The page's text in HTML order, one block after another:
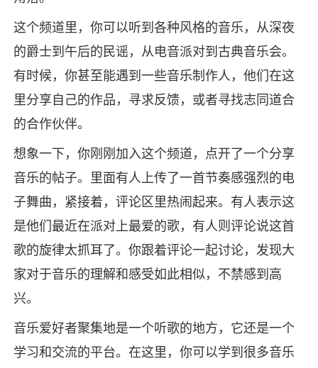
这个频道里，你可以听到各种风格的音乐，从深夜
的爵士到午后的民谣，从电音派对到古典音乐会。
有时候，你甚至能遇到一些音乐制作人，他们在这
里分享自己的作品，寻求反馈，或者寻找志同道合
的合作伙伴。
想象一下，你刚刚加入这个频道，点开了一个分享
音乐的帖子。里面有人上传了一首节奏感强烈的电
子舞曲，紧接着，评论区里热闹起来。有人表示这
是他们最近在派对上最爱的歌，有人则评论说这首
歌的旋律太抓耳了。你跟着评论一起讨论，发现大
家对于音乐的理解和感受如此相似，不禁感到高
兴。
音乐爱好者聚集地是一个听歌的地方，它还是一个
学习和交流的平台。在这里，你可以学到很多音乐